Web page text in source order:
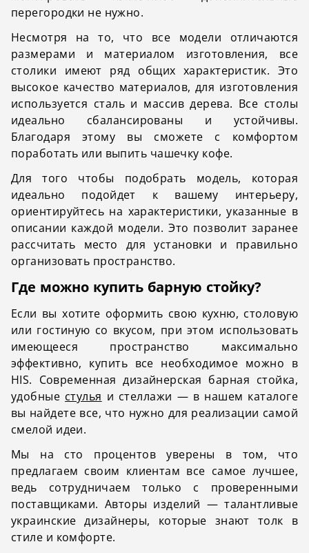
перегородки не нужно.
Несмотря на то, что все модели отличаются
размерами и материалом изготовления, все
столики имеют ряд общих характеристик. Это
высокое качество материалов, для изготовления
используется сталь и массив дерева. Все столы
идеально сбалансированы и устойчивы.
Благодаря этому вы сможете с комфортом
поработать или выпить чашечку кофе.
Для того чтобы подобрать модель, которая
идеально подойдет к вашему интерьеру,
ориентируйтесь на характеристики, указанные в
описании каждой модели. Это позволит заранее
рассчитать место для установки и правильно
организовать пространство.
Где можно купить барную стойку?
Если вы хотите оформить свою кухню, столовую
или гостиную со вкусом, при этом использовать
имеющееся пространство максимально
эффективно, купить все необходимое можно в
HIS. Современная дизайнерская барная стойка,
удобные стулья и стеллажи — в нашем каталоге
вы найдете все, что нужно для реализации самой
смелой идеи.
Мы на сто процентов уверены в том, что
предлагаем своим клиентам все самое лучшее,
ведь сотрудничаем только с проверенными
поставщиками. Авторы изделий — талантливые
украинские дизайнеры, которые знают толк в
стиле и комфорте.